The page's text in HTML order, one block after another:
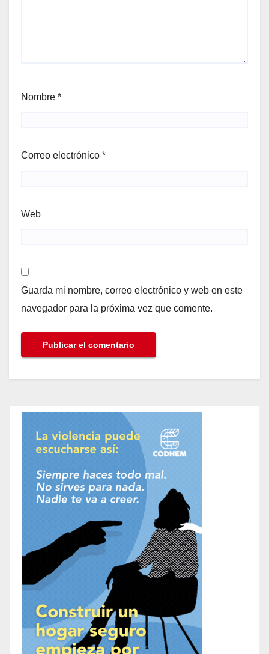
Nombre *
Correo electrónico *
Web
Guarda mi nombre, correo electrónico y web en este
navegador para la próxima vez que comente.